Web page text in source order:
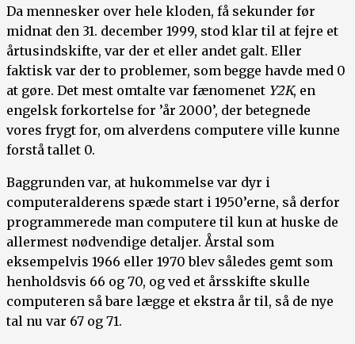
Da mennesker over hele kloden, få sekunder før
midnat den 31. december 1999, stod klar til at fejre et
årtusindskifte, var der et eller andet galt. Eller
faktisk var der to problemer, som begge havde med 0
at gøre. Det mest omtalte var fænomenet Y2K, en
engelsk forkortelse for ’år 2000’, der betegnede
vores frygt for, om alverdens computere ville kunne
forstå tallet 0.
Baggrunden var, at hukommelse var dyr i
computeralderens spæde start i 1950’erne, så derfor
programmerede man computere til kun at huske de
allermest nødvendige detaljer. Årstal som
eksempelvis 1966 eller 1970 blev således gemt som
henholdsvis 66 og 70, og ved et årsskifte skulle
computeren så bare lægge et ekstra år til, så de nye
tal nu var 67 og 71.